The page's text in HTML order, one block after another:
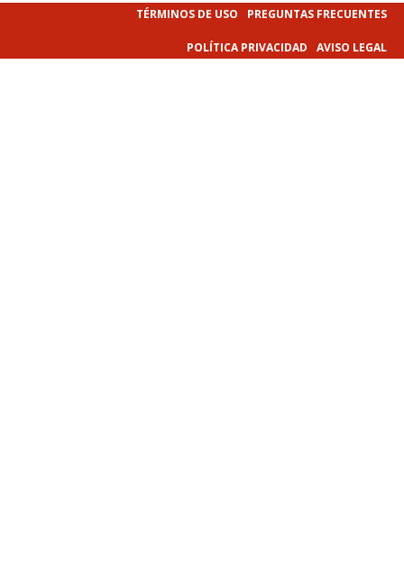
TÉRMINOS DE USO PREGUNTAS FRECUENTES
POLÍTICA PRIVACIDAD AVISO LEGAL